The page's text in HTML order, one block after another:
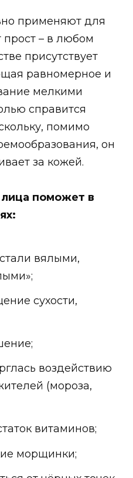
применяют для
– в любом
присутствует
равномерное и
мелкими
справится
помимо
он
за кожей.
поможет в
вялыми,
сухости,
воздействию
(мороза,
витаминов;
морщинки;